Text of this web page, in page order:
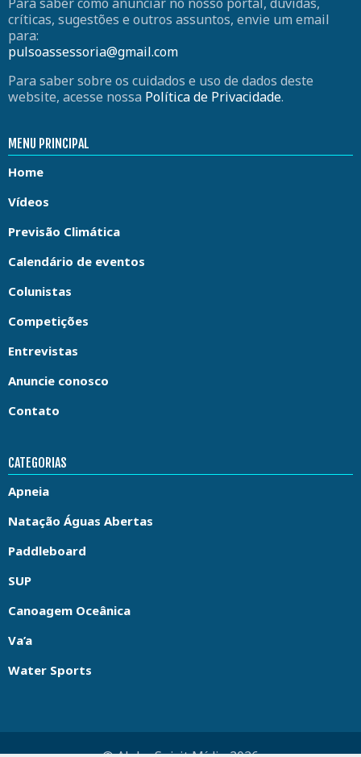
críticas, sugestões e outros assuntos, envie um email
para:
pulsoassessoria@gmail.com
Para saber sobre os cuidados e uso de dados deste
website, acesse nossa Política de Privacidade.
MENU PRINCIPAL
Home
Vídeos
Previsão Climática
Calendário de eventos
Colunistas
Competições
Entrevistas
Anuncie conosco
Contato
CATEGORIAS
Apneia
Natação Águas Abertas
Paddleboard
SUP
Canoagem Oceânica
Va’a
Water Sports